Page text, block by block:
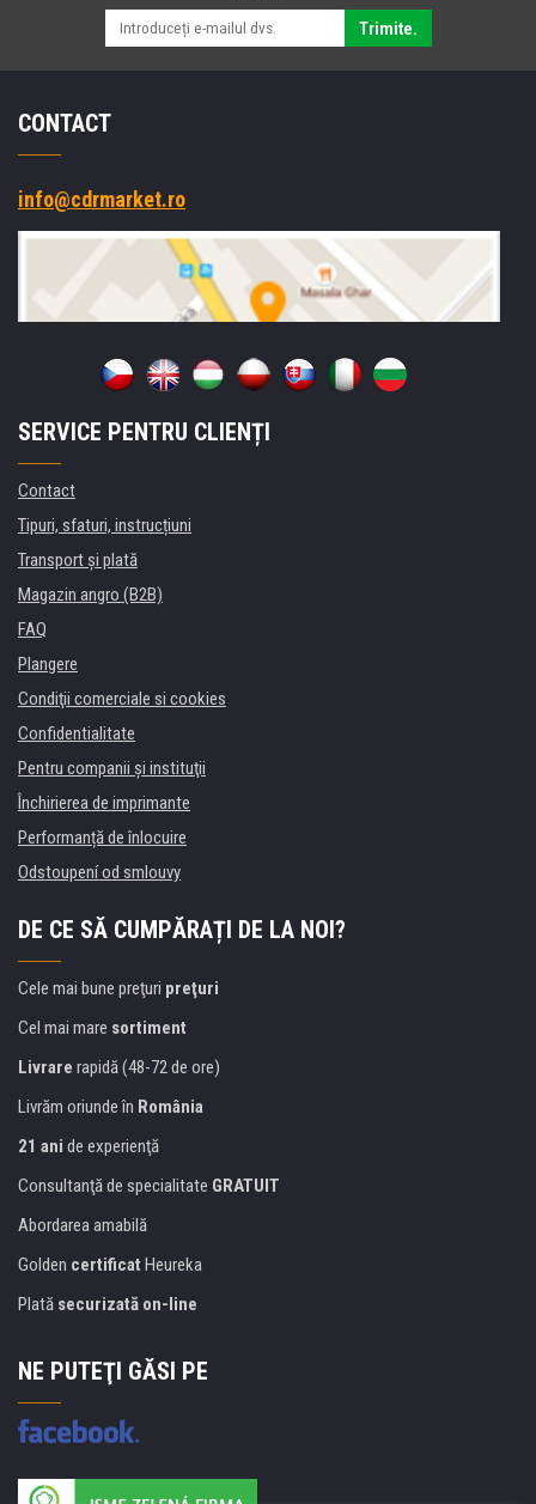
Trimite.
CONTACT
info@cdrmarket.ro
SERVICE PENTRU CLIENȚI
Contact
Tipuri, sfaturi, instrucțiuni
Transport şi plată
Magazin angro (B2B)
FAQ
Plangere
Condiţii comerciale si cookies
Confidentialitate
Pentru companii și instituţii
Închirierea de imprimante
Performanță de înlocuire
Odstoupení od smlouvy
DE CE SĂ CUMPĂRAȚI DE LA NOI?
Cele mai bune preţuri preţuri
Cel mai mare sortiment
Livrare rapidă (48-72 de ore)
Livrăm oriunde în România
21 ani de experienţă
Consultanţă de specialitate GRATUIT
Abordarea amabilă
Golden certificat Heureka
Plată securizată on-line
NE PUTEŢI GĂSI PE